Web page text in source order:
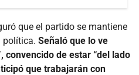
que el partido se mantiene
política. Señaló que lo ve
convencido de estar “del lado
que trabajarán con